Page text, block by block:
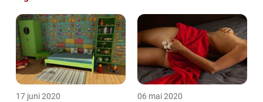
17 juni 2020 06 mai 2020